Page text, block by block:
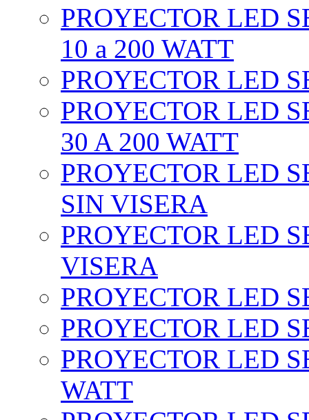
PROYECTOR LED
10 a 200 WATT
PROYECTOR LED
PROYECTOR LED
30 A 200 WATT
PROYECTOR LED
SIN VISERA
PROYECTOR LED
VISERA
PROYECTOR LED
PROYECTOR LED
PROYECTOR LED
WATT